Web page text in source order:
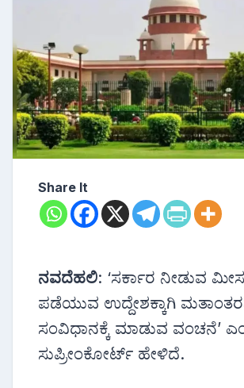
Share It
ನವದೆಹಲಿ: ‘ಸರ್ಕಾರ ನೀಡುವ
ಪಡೆಯುವ ಉದ್ದೇಶಕ್ಕಾಗಿ
ಸಂವಿಧಾನಕ್ಕೆ ಮಾಡುವ ವಂಚನೆ’
ಸುಪ್ರೀಂಕೋರ್ಟ್ ಹೇಳಿದೆ.